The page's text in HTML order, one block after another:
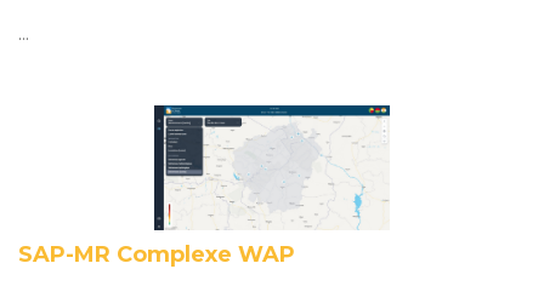
…
SAP-MR Complexe WAP